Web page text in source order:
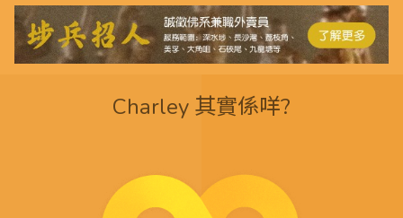
Charley 其實係咩?